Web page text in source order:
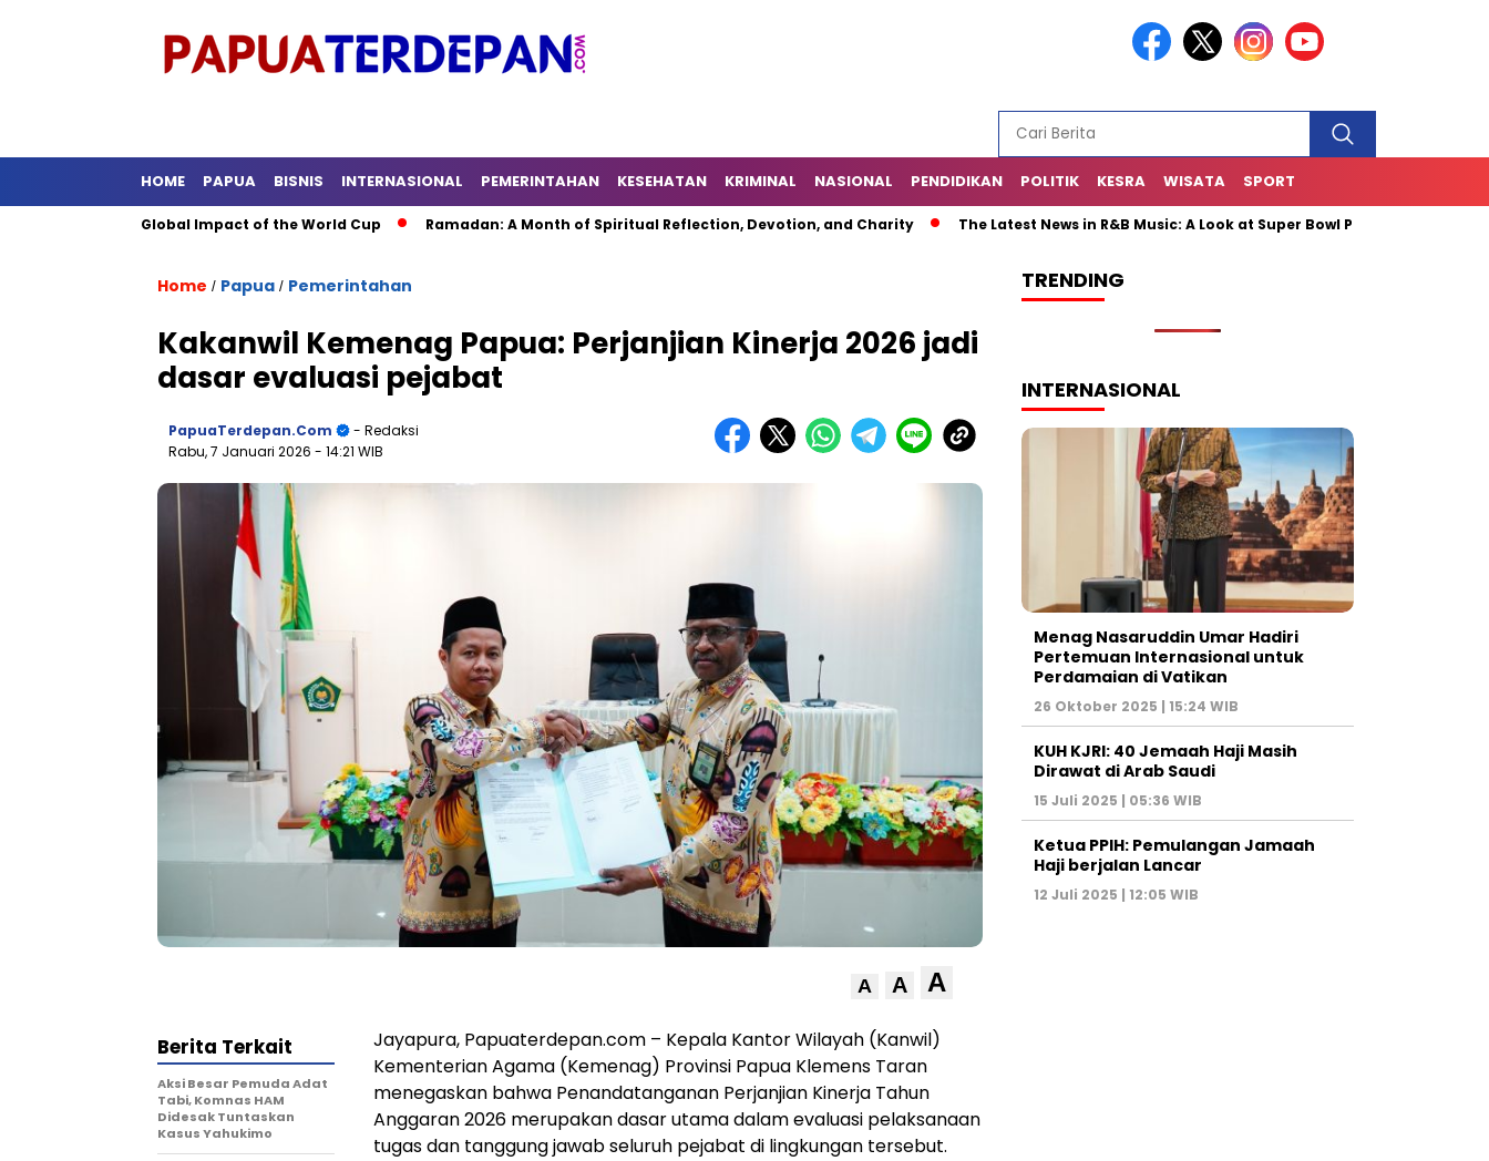
HOME PAPUA BISNIS INTERNASIONAL PEMERINTAHAN KESEHATAN KRIMINAL NASIONAL PENDIDIKAN POLITIK KESRA WISATA SPORT
The Global Impact of the World Cup Ramadan: A Month of Spiritual Reflection, Devotion, and Charity The Latest News in R&B Music: A Look at Super Bowl Performances, New
Home / Papua / Pemerintahan
Kakanwil Kemenag Papua: Perjanjian Kinerja 2026 jadi
dasar evaluasi pejabat
PapuaTerdepan.com
- Redaksi
Rabu, 7 Januari 2026 - 14:21 WIB
A A A
Jayapura, Papuaterdepan.com – Kepala Kantor Wilayah (Kanwil)
Kementerian Agama (Kemenag) Provinsi Papua Klemens Taran
menegaskan bahwa Penandatanganan Perjanjian Kinerja Tahun
Anggaran 2026 merupakan dasar utama dalam evaluasi pelaksanaan
tugas dan tanggung jawab seluruh pejabat di lingkungan tersebut.
Berita Terkait
Aksi Besar Pemuda Adat
Tabi, Komnas HAM
Didesak Tuntaskan
Kasus Yahukimo
TRENDING
INTERNASIONAL
Menag Nasaruddin Umar Hadiri
Pertemuan Internasional untuk
Perdamaian di Vatikan
26 Oktober 2025 | 15:24 WIB
KUH KJRI: 40 Jemaah Haji Masih
Dirawat di Arab Saudi
15 Juli 2025 | 05:36 WIB
Ketua PPIH: Pemulangan Jamaah
Haji berjalan Lancar
12 Juli 2025 | 12:05 WIB